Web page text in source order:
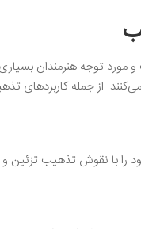
توجه هنرمندان
از جمله کاربردهای
با نقوش تذهیب تزئین